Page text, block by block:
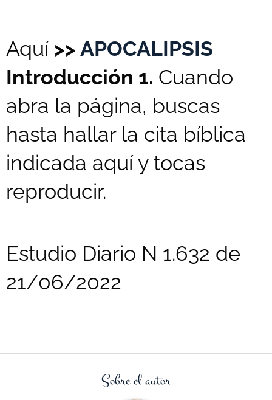
Aquí >> APOCALIPSIS
Introducción 1. Cuando
abra la página, buscas
hasta hallar la cita bíblica
indicada aquí y tocas
reproducir.
Estudio Diario N 1.632 de
21/06/2022
Sobre el autor